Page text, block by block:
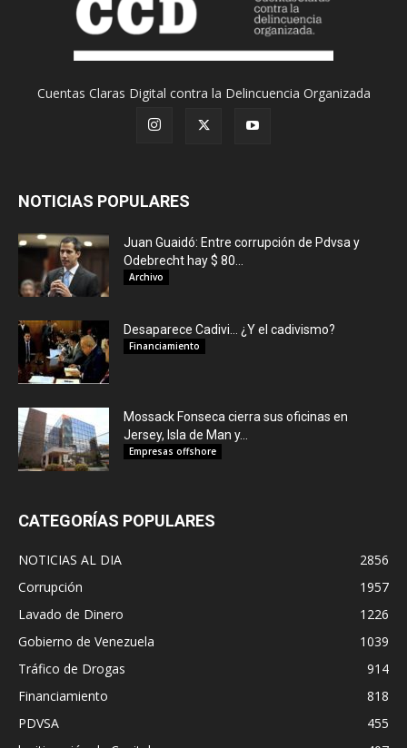
Cuentas Claras Digital contra la Delincuencia Organizada
NOTICIAS POPULARES
Juan Guaidó: Entre corrupción de Pdvsa y
Odebrecht hay $ 80...
Archivo
Desaparece Cadivi… ¿Y el cadivismo?
Financiamiento
Mossack Fonseca cierra sus oficinas en
Jersey, Isla de Man y...
Empresas offshore
CATEGORÍAS POPULARES
NOTICIAS AL DIA
2856
Corrupción
1957
Lavado de Dinero
1226
Gobierno de Venezuela
1039
Tráfico de Drogas
914
Financiamiento
818
PDVSA
455